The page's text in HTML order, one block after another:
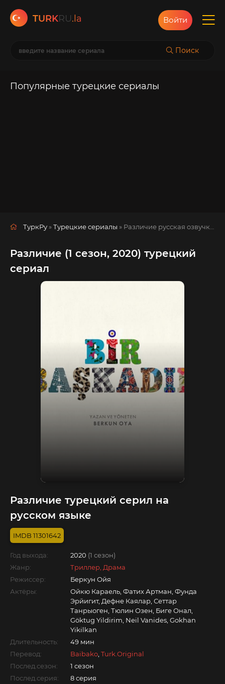
TURKRU.la
Поиск
Войти
Популярные турецкие сериалы
ТуркРу »Турецкие сериалы » Различие русская озвучка смотреть полностью онлайн!
Различие (1 сезон, 2020) турецкий
сериал
Различие турецкий серил на
русском языке
11301642
Год выхода: 2020 (1 сезон)
Жанр:
Триллер, Драма
Режиссер:
Беркун Ойя
Актёры:
Ойкю Караель, Фатих Артман, Фунда
Эрйигит, Дефне Каялар, Сеттар
Танрыоген, Тюлин Озен, Биге Онал,
Göktug Yildirim, Neil Vanides, Gokhan
Yikilkan
Длительность:
49 мин
Перевод:
Baibako Turk.Original
Послед.сезон:
1 сезон
Послед.серия:
8 серия